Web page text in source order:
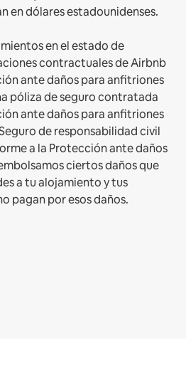
en dólares estadounidenses.
en el estado de
contractuales de Airbnb
ante daños para anfitriones
póliza de seguro contratada
ante daños para anfitriones
de responsabilidad civil
a la Protección ante daños
ciertos daños que
a tu alojamiento y tus
pagan por esos daños.